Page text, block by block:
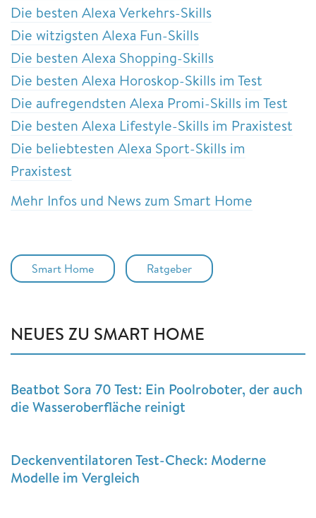
Die besten Alexa Verkehrs-Skills
Die witzigsten Alexa Fun-Skills
Die besten Alexa Shopping-Skills
Die besten Alexa Horoskop-Skills im Test
Die aufregendsten Alexa Promi-Skills im Test
Die besten Alexa Lifestyle-Skills im Praxistest
Die beliebtesten Alexa Sport-Skills im
Praxistest
Mehr Infos und News zum Smart Home
Smart Home Ratgeber
NEUES ZU SMART HOME
Beatbot Sora 70 Test: Ein Poolroboter, der auch
die Wasseroberfläche reinigt
Deckenventilatoren Test-Check: Moderne
Modelle im Vergleich